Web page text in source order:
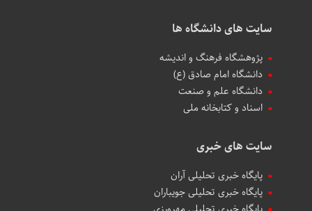
سایت های دانشگاه ها
پژوهشگاه فرهنگ و اندیشه
دانشگاه امام صادق (ع)
دانشگاه علم و صنعت
اسناد و کتابخانه ملی
سایت های خبری
پایگاه خبری تحلیلی آران
پایگاه خبری تحلیلی جویباران